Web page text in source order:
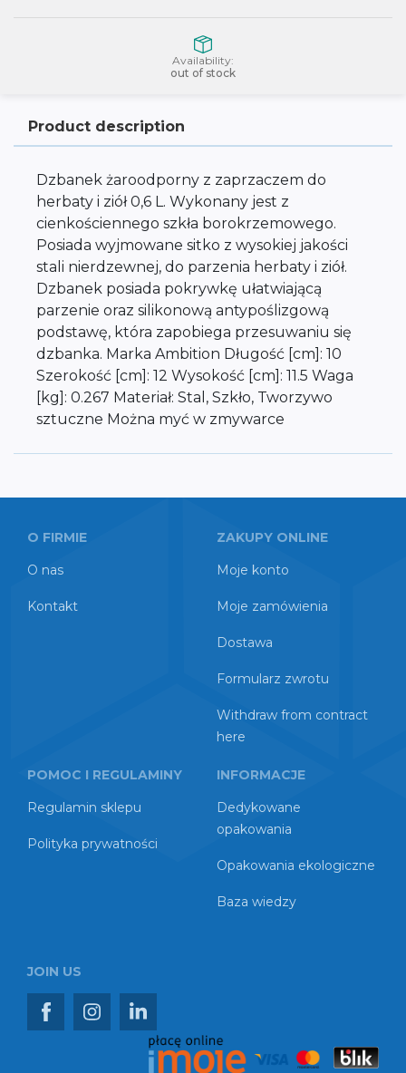
Availability:
out of stock
Product description
Dzbanek żaroodporny z zaprzaczem do
herbaty i ziół 0,6 L. Wykonany jest z
cienkościennego szkła borokrzemowego.
Posiada wyjmowane sitko z wysokiej jakości
stali nierdzewnej, do parzenia herbaty i ziół.
Dzbanek posiada pokrywkę ułatwiającą
parzenie oraz silikonową antypoślizgową
podstawę, która zapobiega przesuwaniu się
dzbanka. Marka Ambition Długość [cm]: 10
Szerokość [cm]: 12 Wysokość [cm]: 11.5 Waga
[kg]: 0.267 Materiał: Stal, Szkło, Tworzywo
sztuczne Można myć w zmywarce
O FIRMIE
O nas
Kontakt
ZAKUPY ONLINE
Moje konto
Moje zamówienia
Dostawa
Formularz zwrotu
Withdraw from contract
here
POMOC I REGULAMINY
Regulamin sklepu
Polityka prywatności
INFORMACJE
Dedykowane
opakowania
Opakowania ekologiczne
Baza wiedzy
JOIN US